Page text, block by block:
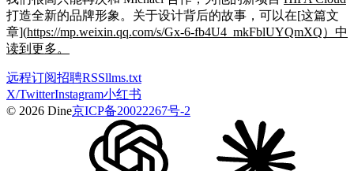
打造全新的品牌形象。关于设计背后的故事，可以在[这篇文
章](https://mp.weixin.qq.com/s/Gx-6-fb4U4_mkFblUYQmXQ）中
读到更多。
远程订阅招聘RSSllms.txt
X/TwitterInstagram小红书
© 2026 Dine京ICP备20022267号-2